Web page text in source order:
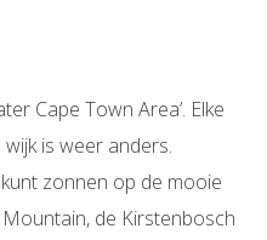
Cape Town Area’. Elke
is weer anders.
zonnen op de mooie
de Kirstenbosch